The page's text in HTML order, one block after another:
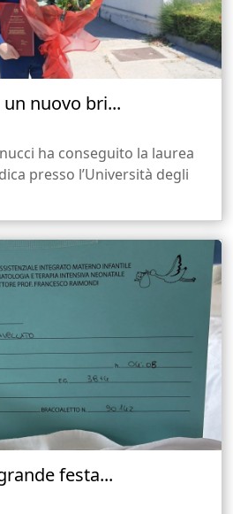
nuovo bri...
ha conseguito la laurea
presso l’Università degli
festa...